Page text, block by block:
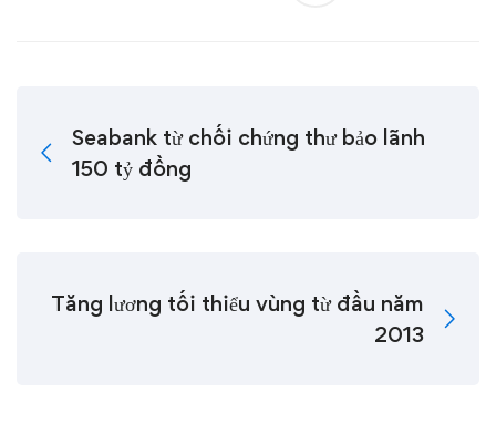
Seabank từ chối chứng thư bảo lãnh
150 tỷ đồng
Tăng lương tối thiểu vùng từ đầu năm
2013